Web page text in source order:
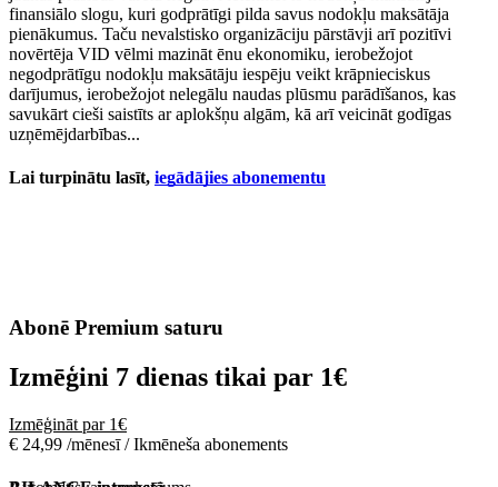
finansiālo slogu, kuri godprātīgi pilda savus nodokļu maksātāja
pienākumus. Taču nevalstisko organizāciju pārstāvji arī pozitīvi
novērtēja VID vēlmi mazināt ēnu ekonomiku, ierobežojot
negodprātīgu nodokļu maksātāju iespēju veikt krāpnieciskus
darījumus, ierobežojot nelegālu naudas plūsmu parādīšanos, kas
savukārt cieši saistīts ar aplokšņu algām, kā arī veicināt godīgas
uzņēmējdarbības...
Lai turpinātu lasīt, iegādājies abonementu
Abonē Premium saturu
Izmēģini 7 dienas tikai par 1€
Izmēģināt par 1€
€ 24,99 /mēnesī / Ikmēneša abonements